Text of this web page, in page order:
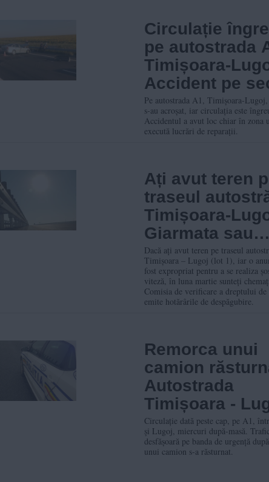
Circulație
pe autostrada
Timișoara-
Accident pe
unde se
lucrări de
Pe autostrada A1, Timișoara-
s-au acroșat, iar circulația este
Accidentul a avut loc chiar în zona
execută lucrări de reparații.
Ați avut teren
traseul
Timișoara-
Giarmata sau
Remetea
Sunteți
primărie pentru
despăgubiri
Dacă ați avut teren pe traseul
Timișoara – Lugoj (lot 1), iar o
fost expropriat pentru a se realiza
viteză, în luna martie sunteți
Comisia de verificare a dreptului
emite hotărârile de despăgubire.
Remorca unui
camion
Autostrada
Timișoara -
circulă pe
urgență
Circulație dată peste cap, pe A1,
și Lugoj, miercuri după-masă.
desfășoară pe banda de urgență
unui camion s-a răsturnat.